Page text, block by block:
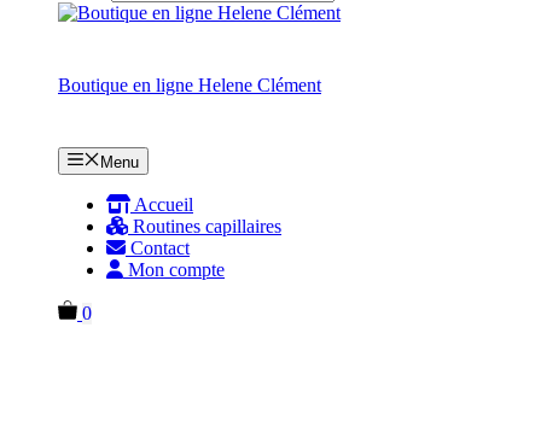
produits
Boutique en ligne Helene Clément
Menu
Accueil
Routines capillaires
Contact
Mon compte
0